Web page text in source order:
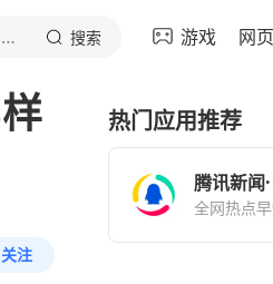
女神进化论A 搜索 游戏 网
关注
热门应用推荐
腾讯新闻
全网热点